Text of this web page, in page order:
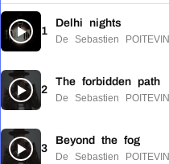
1
Delhi nights
De Sebastien POITEVIN
2
The forbidden path
De Sebastien POITEVIN
3
Beyond the fog
De Sebastien POITEVIN